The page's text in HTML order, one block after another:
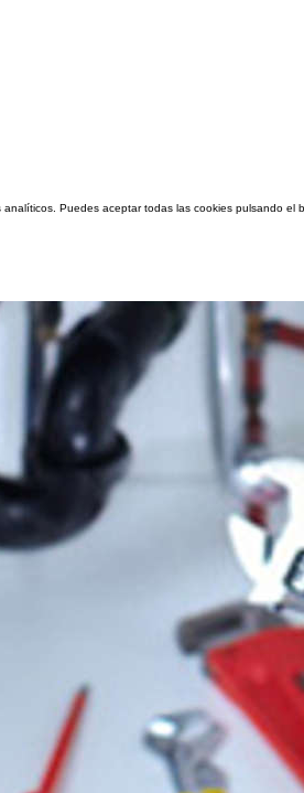
Puedes aceptar todas las cookies pulsando el